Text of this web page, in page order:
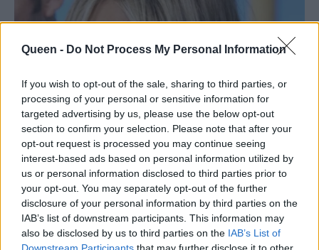
Queen - Do Not Process My Personal Information
If you wish to opt-out of the sale, sharing to third parties, or
processing of your personal or sensitive information for
targeted advertising by us, please use the below opt-out
section to confirm your selection. Please note that after your
opt-out request is processed you may continue seeing
interest-based ads based on personal information utilized by
us or personal information disclosed to third parties prior to
your opt-out. You may separately opt-out of the further
disclosure of your personal information by third parties on the
IAB’s list of downstream participants. This information may
also be disclosed by us to third parties on the IAB’s List of
Downstream Participants that may further disclose it to other